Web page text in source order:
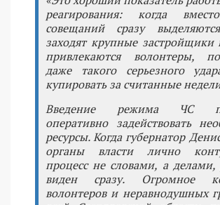
реагирования: когда
совещаний сразу
заходят крупные застройщики
привлекаются волонтеры,
даже такого серьезного
купировать за считанные
Введение режима ЧС
оперативно задействовать
ресурсы. Когда губернатор
органы власти лично
процесс не словами, а делами,
виден сразу. Огромное
волонтеров и неравнодушных